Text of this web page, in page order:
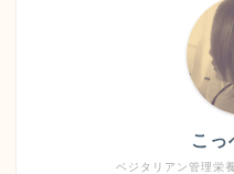
ベジタリアン管理栄
こっ